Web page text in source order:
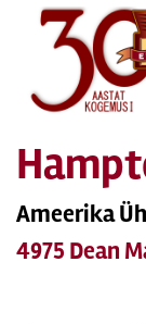
Ameerika
4975 Dean